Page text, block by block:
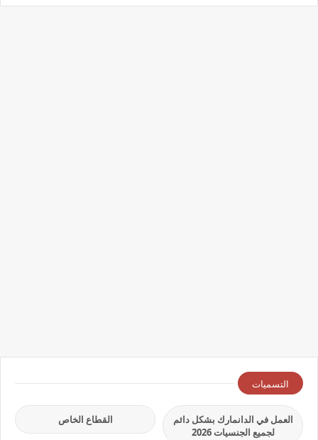
التسميات
العمل في الدانمارك بشكل دائم
لجميع الجنسيات 2026
القطاع الخاص